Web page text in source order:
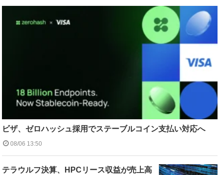
ビザ、ゼロハッシュ採用でステーブルコイン支払い対応へ
08/06 13:50
テラウルフ決算、HPCリース収益が売上高